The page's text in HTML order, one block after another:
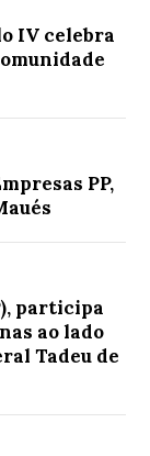
IV celebra
PP,
participa
ao lado
Tadeu de